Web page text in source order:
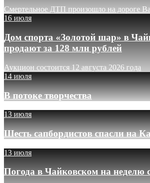
Смертельное ДТП произошло на дороге
16 июля
Дом спорта «Золотой шар» в
продают за 128 млн рублей
Аукцион состоится 12 августа 2026 года
14 июля
В потоке творчества
13 июля
Шесть сапбордистов спасли на
13 июля
Погода в Чайковском на неделю